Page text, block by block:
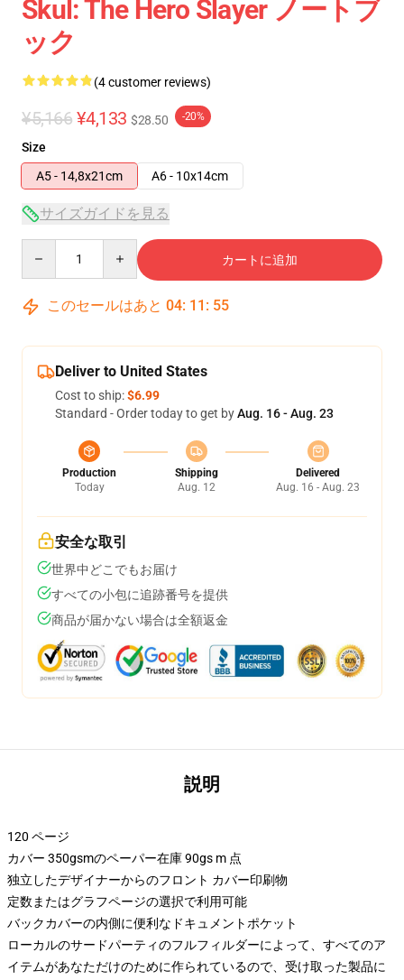
Skul: The Hero Slayer ノートブ
ック
(4 customer reviews)
¥5,166 ¥4,133 $28.50 -20%
Size
A5 - 14,8x21cm
A6 - 10x14cm
サイズガイドを見る
カートに追加
このセールはあと 04: 11 : 54
Deliver to United States
Cost to ship:$6.99
Standard - Order today to get byAug. 16 - Aug. 23
Production
Today
Shipping
Aug. 12
Delivered
Aug. 16 - Aug. 23
安全な取引
世界中どこでもお届け
すべての小包に追跡番号を提供
商品が届かない場合は全額返金
説明
120 ページ
カバー 350gsmのペーパー在庫 90gs m 点
独立したデザイナーからのフロント カバー印刷物
定数またはグラフページの選択で利用可能
バックカバーの内側に便利なドキュメントポケット
ローカルのサードパーティのフルフィルダーによって、すべてのア
イテムがあなただけのために作られているので、受け取った製品に